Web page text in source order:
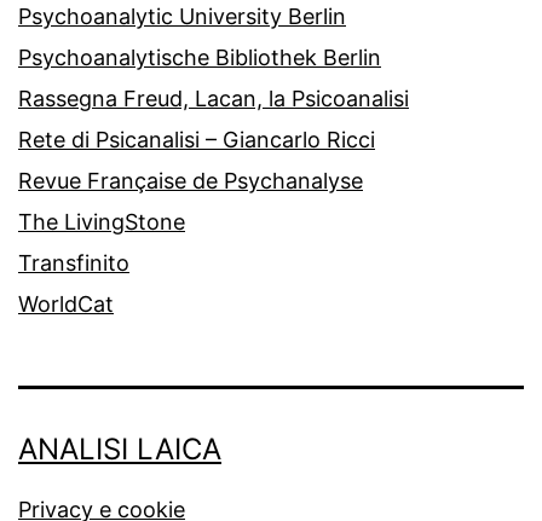
Psychoanalytic University Berlin
Psychoanalytische Bibliothek Berlin
Rassegna Freud, Lacan, la Psicoanalisi
Rete di Psicanalisi – Giancarlo Ricci
Revue Française de Psychanalyse
The LivingStone
Transfinito
WorldCat
ANALISI LAICA
Privacy e cookie